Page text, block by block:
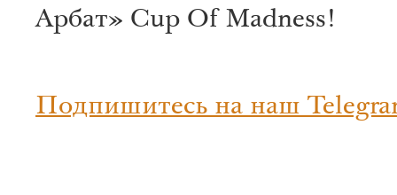
Арбат» Cup Of Madness!
Подпишитесь на наш